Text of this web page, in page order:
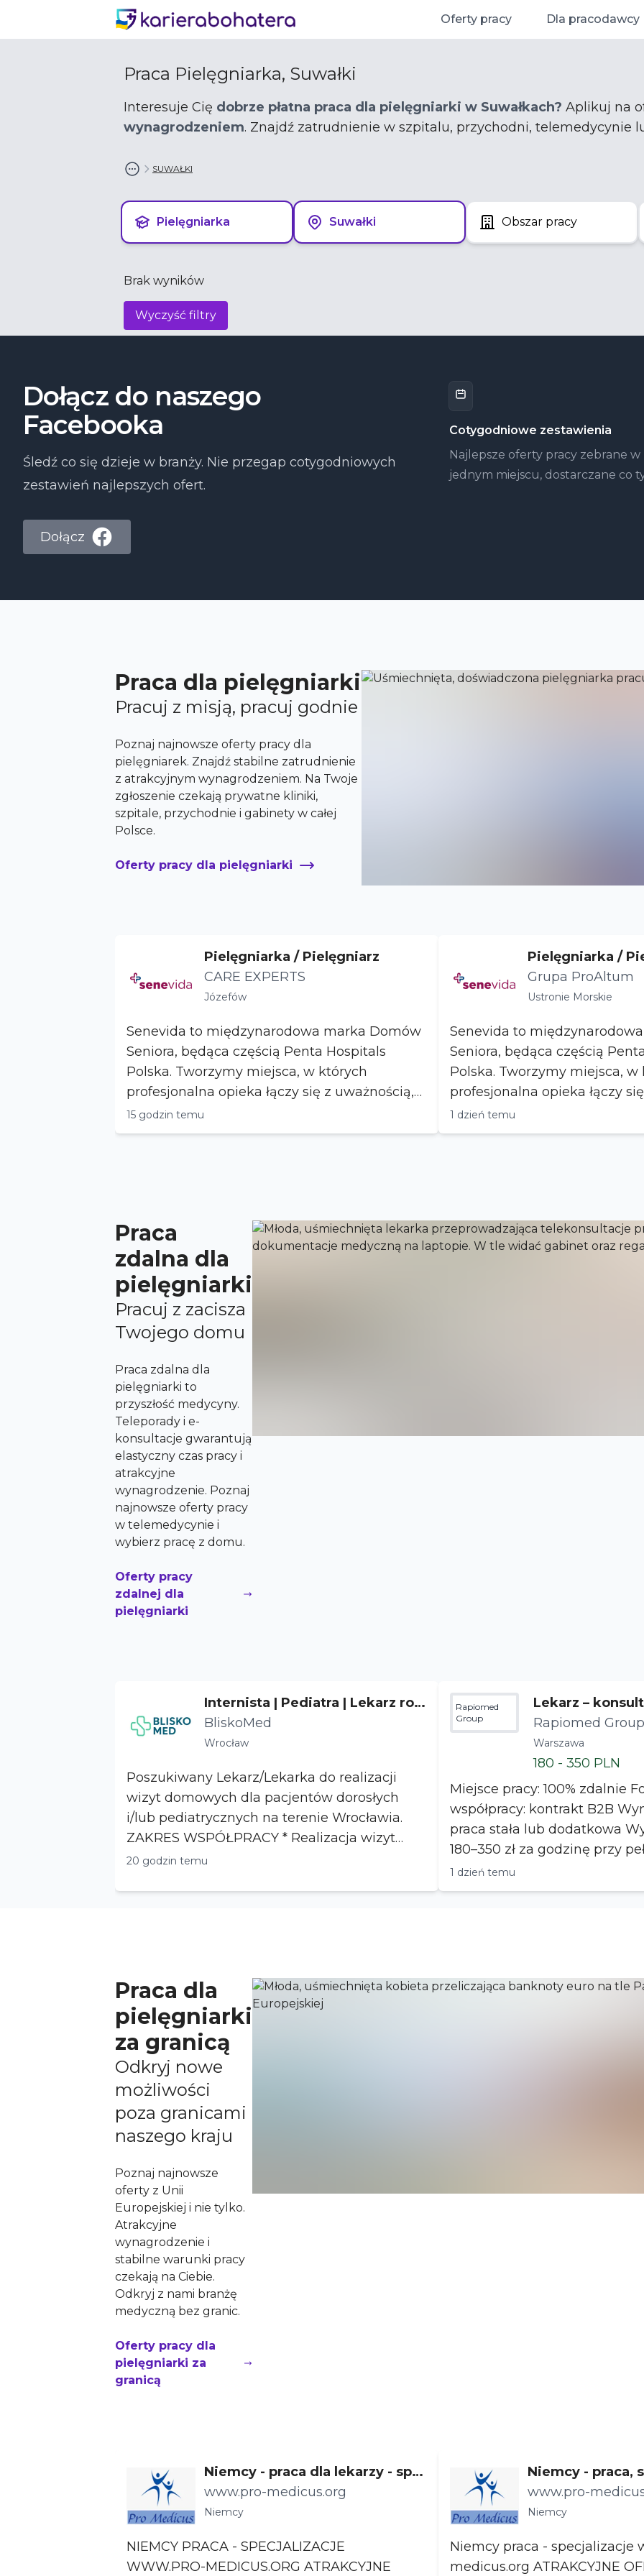
Oferty pracy Dla pracodawcy
Praca Pielęgniarka, Suwałki
Interesuje Cię dobrze płatna praca dla pielęgniarki w Suwałkach? Aplikuj na
wynagrodzeniem. Znajdź zatrudnienie w szpitalu, przychodni, telemedycynie
SUWAŁKI
Pielęgniarka Suwałki Obszar pracy
Brak wyników
Wyczyść filtry
Dołącz do naszego
Facebooka
Śledź co się dzieje w branży. Nie przegap cotygodniowych
zestawień najlepszych ofert.
Dołącz
Cotygodniowe zestawienia
Najlepsze oferty pracy zebrane w
jednym miejscu, dostarczane co
Praca dla pielęgniarki
Pracuj z misją, pracuj godnie
Poznaj najnowsze oferty pracy dla
pielęgniarek. Znajdź stabilne zatrudnienie
z atrakcyjnym wynagrodzeniem. Na Twoje
zgłoszenie czekają prywatne kliniki,
szpitale, przychodnie i gabinety w całej
Polsce.
Oferty pracy dla pielęgniarki
Pielęgniarka / Pielęgniarz
CARE EXPERTS
Józefów
Senevida to międzynarodowa marka Domów
Seniora, będąca częścią Penta Hospitals
Polska. Tworzymy miejsca, w których
profesjonalna opieka łączy się z uważnością,
szacunkiem i in...
15 godzin temu
Pielęgniarka /
Grupa ProAltum
Ustronie Morskie
Senevida to
Seniora, będąca częścią
Polska. Tworzymy miejsca, w
profesjonalna opieka łączy
szacunkiem i in...
1 dzień temu
Praca
zdalna dla
pielęgniarki
Pracuj z zacisza
Twojego domu
Praca zdalna dla
pielęgniarki to
przyszłość medycyny.
Teleporady i e-
konsultacje gwarantują
elastyczny czas pracy i
atrakcyjne
wynagrodzenie. Poznaj
najnowsze oferty pracy
w telemedycynie i
wybierz pracę z domu.
Oferty pracy
zdalnej dla
pielęgniarki
Internista | Pediatra | Lekarz rod
zinny - Wrocław
BliskoMed
Wrocław
Poszukiwany Lekarz/Lekarka do realizacji
wizyt domowych dla pacjentów dorosłych
i/lub pediatrycznych na terenie Wrocławia.
ZAKRES WSPÓŁPRACY * Realizacja wizyt
domowych u ...
20 godzin temu
Rapiomed
Group
Lekarz –
zne
Rapiomed Group
Warszawa
180 - 350 PLN
Miejsce pracy: 100% zdalnie Forma
współpracy: kontrakt B2B Wymiar współpracy:
praca stała lub dodatkowa Wynagrodzenie:
180–350 zł za godzinę przy
grafiku ...
1 dzień temu
Praca dla
pielęgniarki
za granicą
Odkryj nowe
możliwości
poza granicami
naszego kraju
Poznaj najnowsze
oferty z Unii
Europejskiej i nie tylko.
Atrakcyjne
wynagrodzenie i
stabilne warunki pracy
czekają na Ciebie.
Odkryj z nami branżę
medyczną bez granic.
Oferty pracy dla
pielęgniarki za
granicą
Niemcy - praca dla lekarzy - spe
cjalizacje
www.pro-medicus.org
Niemcy
NIEMCY PRACA - SPECJALIZACJE
WWW.PRO-MEDICUS.ORG ATRAKCYJNE
Niemcy - praca,
a lekarzy
znajmosci jez.
www.pro-
Niemcy
Niemcy praca - specjalizacje www.pro-
medicus.org ATRAKCYJNE OFERTY PRACY W